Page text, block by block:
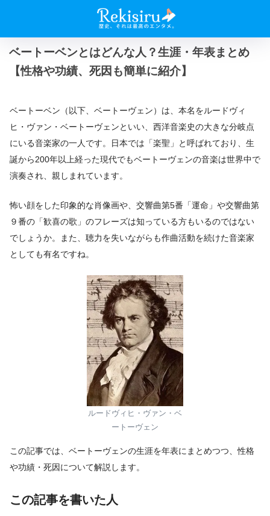
ベートーベンとはどんな人？生涯・年表まとめ
【性格や功績、死因も簡単に紹介】
ベートーベン（以下、ベートーヴェン）は、本名をルードヴィ
ヒ・ヴァン・ベートーヴェンといい、西洋音楽史の大きな分岐点
にいる音楽家の一人です。日本では「楽聖」と呼ばれており、生
誕から200年以上経った現代でもベートーヴェンの音楽は世界中で
演奏され、親しまれています。
怖い顔をした印象的な肖像画や、交響曲第5番「運命」や交響曲第
９番の「歓喜の歌」のフレーズは知っている方もいるのではない
でしょうか。また、聴力を失いながらも作曲活動を続けた音楽家
としても有名ですね。
ルードヴィヒ・ヴァン・ベ
ートーヴェン
この記事では、ベートーヴェンの生涯を年表にまとめつつ、性格
や功績・死因について解説します。
この記事を書いた人